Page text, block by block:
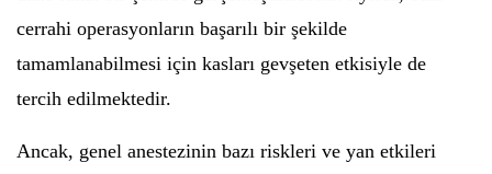
cerrahi operasyonların başarılı bir şekilde
tamamlanabilmesi için kasları gevşeten etkisiyle de
tercih edilmektedir.
Ancak, genel anestezinin bazı riskleri ve yan etkileri